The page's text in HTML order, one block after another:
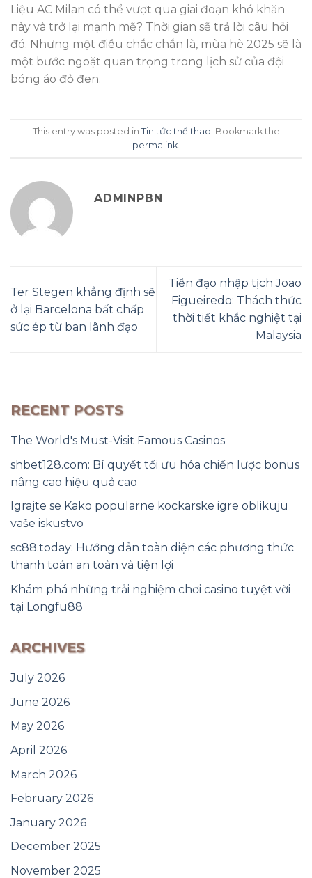
Liệu AC Milan có thể vượt qua giai đoạn khó khăn
này và trở lại mạnh mẽ? Thời gian sẽ trả lời câu hỏi
đó. Nhưng một điều chắc chắn là, mùa hè 2025 sẽ là
một bước ngoặt quan trọng trong lịch sử của đội
bóng áo đỏ đen.
This entry was posted in Tin tức thể thao . Bookmark the
permalink
ADMINPBN
Ter Stegen khẳng định sẽ
ở lại Barcelona bất chấp
sức ép từ ban lãnh đạo
Tiền đạo nhập tịch Joao
Figueiredo: Thách thức
thời tiết khắc nghiệt tại
Malaysia
RECENT POSTS
The World's Must-Visit Famous Casinos
shbet128.com: Bí quyết tối ưu hóa chiến lược bonus
nâng cao hiệu quả cao
Igrajte se Kako popularne kockarske igre oblikuju
vaše iskustvo
sc88.today: Hướng dẫn toàn diện các phương thức
thanh toán an toàn và tiện lợi
Khám phá những trải nghiệm chơi casino tuyệt vời
tại Longfu88
ARCHIVES
July 2026
June 2026
May 2026
April 2026
March 2026
February 2026
January 2026
December 2025
November 2025